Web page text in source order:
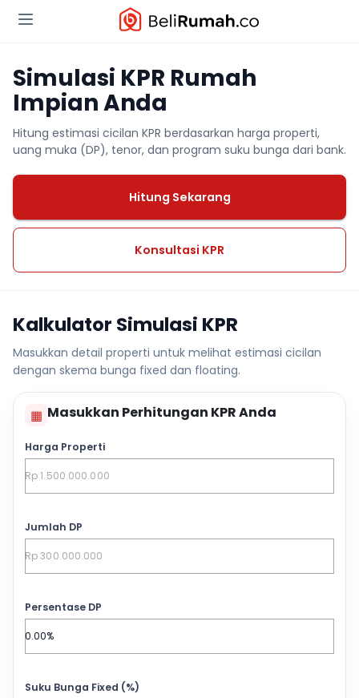
Simulasi KPR Rumah
Impian Anda
Hitung estimasi cicilan KPR berdasarkan harga properti,
uang muka (DP), tenor, dan program suku bunga dari bank.
Hitung Sekarang
Konsultasi KPR
Kalkulator Simulasi KPR
Masukkan detail properti untuk melihat estimasi cicilan
dengan skema bunga fixed dan floating.
▦ Masukkan Perhitungan KPR Anda
Harga Properti
Jumlah DP
Persentase DP
Suku Bunga Fixed (%)